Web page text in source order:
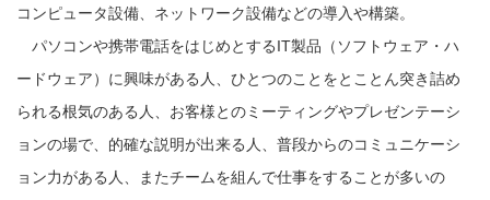
コンピュータ設備、ネットワーク設備などの導入や構築。
パソコンや携帯電話をはじめとするIT製品（ソフトウェア・ハ
ードウェア）に興味がある人、ひとつのことをとことん突き詰め
られる根気のある人、お客様とのミーティングやプレゼンテーシ
ョンの場で、的確な説明が出来る人、普段からのコミュニケーシ
ョン力がある人、またチームを組んで仕事をすることが多いの